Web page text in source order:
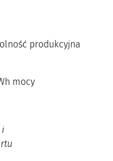
produkcyjna
mocy
i